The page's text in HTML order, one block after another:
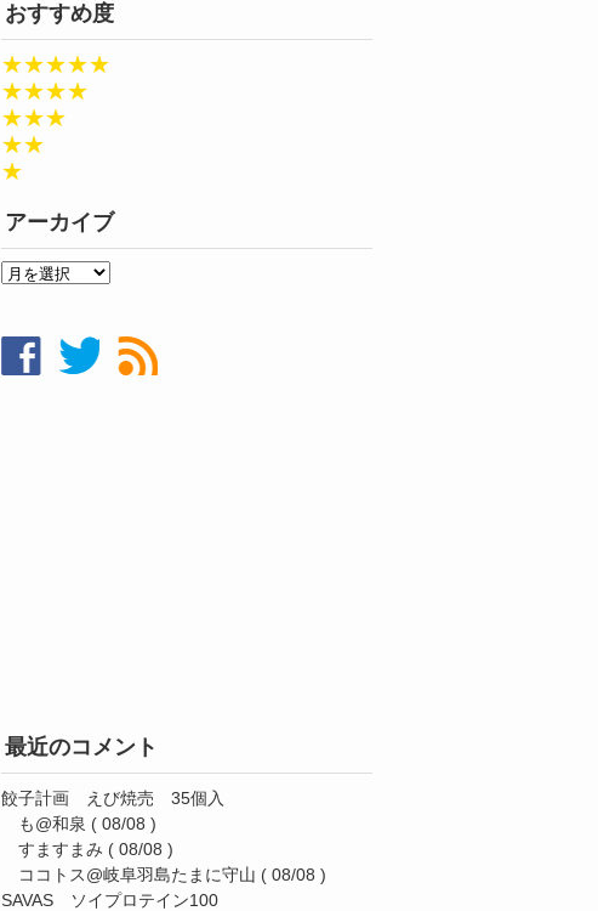
おすすめ度
★★★★★
★★★★
★★★
★★
★
アーカイブ
ア
ブ
最近のコメント
餃子計画 えび焼売 35個入
も@和泉 ( 08/08 )
すますまみ ( 08/08 )
ココトス@岐阜羽島たまに守山 ( 08/08 )
SAVAS ソイプロテイン100